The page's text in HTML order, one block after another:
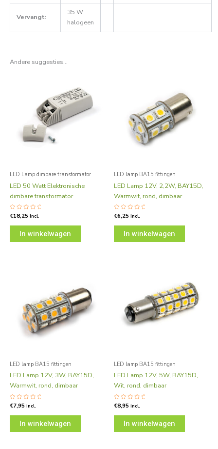
Vervangt:
35 W
halogeen
Andere suggesties…
LED Lamp dimbare transformator
LED 50 Watt Elektronische
dimbare transformator
Gewaardeerd
uit
€18,25 incl.
In winkelwagen
LED lamp BA15 fittingen
LED Lamp 12V, 2,2W, BAY15D,
Warmwit, rond, dimbaar
Gewaardeerd
uit
€6,25 incl.
In winkelwagen
LED lamp BA15 fittingen
LED Lamp 12V, 3W, BAY15D,
Warmwit, rond, dimbaar
Gewaardeerd
0
€7,95 incl.
In winkelwagen
LED lamp BA15 fittingen
LED Lamp 12V, 5W, BAY15D,
Wit, rond, dimbaar
Gewaardeerd
0
€8,95 incl.
In winkelwagen